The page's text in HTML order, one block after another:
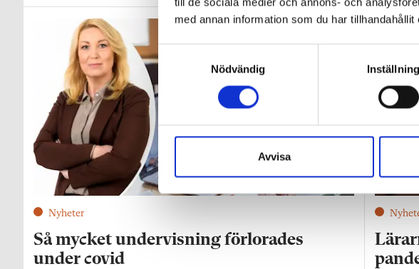
med annan information som du har
S
m
k
e
s
l
Nödvändig
Avvisa
Nyheter
Så mycket undervisning förlorades
under covid